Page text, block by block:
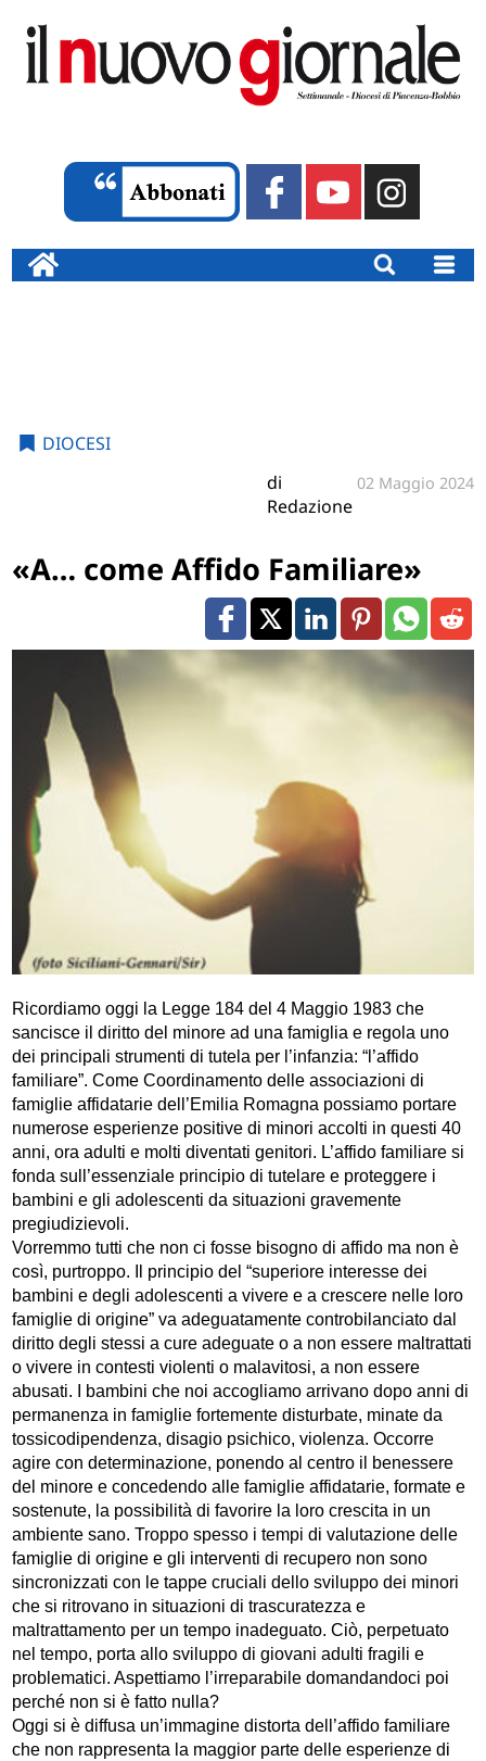
DIOCESI
di
Redazione
02 Maggio 2024
«A… come Affido Familiare»
Ricordiamo oggi la Legge 184 del 4 Maggio 1983 che
sancisce il diritto del minore ad una famiglia e regola uno
dei principali strumenti di tutela per l’infanzia: “l’affido
familiare”. Come Coordinamento delle associazioni di
famiglie affidatarie dell’Emilia Romagna possiamo portare
numerose esperienze positive di minori accolti in questi 40
anni, ora adulti e molti diventati genitori. L’affido familiare si
fonda sull’essenziale principio di tutelare e proteggere i
bambini e gli adolescenti da situazioni gravemente
pregiudizievoli.
Vorremmo tutti che non ci fosse bisogno di affido ma non è
così, purtroppo. Il principio del “superiore interesse dei
bambini e degli adolescenti a vivere e a crescere nelle loro
famiglie di origine” va adeguatamente controbilanciato dal
diritto degli stessi a cure adeguate o a non essere maltrattati
o vivere in contesti violenti o malavitosi, a non essere
abusati. I bambini che noi accogliamo arrivano dopo anni di
permanenza in famiglie fortemente disturbate, minate da
tossicodipendenza, disagio psichico, violenza. Occorre
agire con determinazione, ponendo al centro il benessere
del minore e concedendo alle famiglie affidatarie, formate e
sostenute, la possibilità di favorire la loro crescita in un
ambiente sano. Troppo spesso i tempi di valutazione delle
famiglie di origine e gli interventi di recupero non sono
sincronizzati con le tappe cruciali dello sviluppo dei minori
che si ritrovano in situazioni di trascuratezza e
maltrattamento per un tempo inadeguato. Ciò, perpetuato
nel tempo, porta allo sviluppo di giovani adulti fragili e
problematici. Aspettiamo l’irreparabile domandandoci poi
perché non si è fatto nulla?
Oggi si è diffusa un’immagine distorta dell’affido familiare
che non rappresenta la maggior parte delle esperienze di